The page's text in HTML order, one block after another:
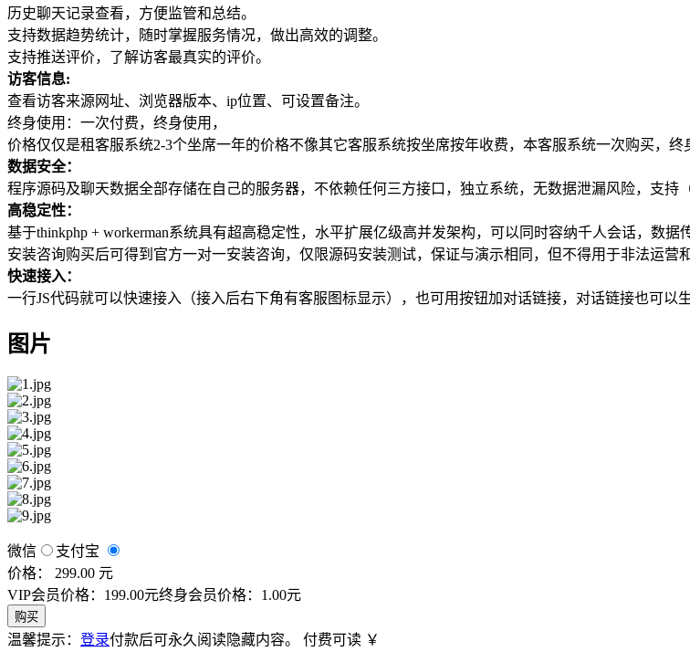
历史聊天记录查看，方便监管和总结。
支持数据趋势统计，随时掌握服务情况，做出高效的调整。
支持推送评价，了解访客最真实的评价。
访客信息:
查看访客来源网址、浏览器版本、ip位置、可设置备注。
终身使用：一次付费，终身使用，
价格仅仅是租客服系统2-3个坐席一年的价格不像其它客服系统按坐席按年收费，本客服系统一次购买，终
数据安全：
程序源码及聊天数据全部存储在自己的服务器，不依赖任何三方接口，独立系统，无数据泄漏风险，支持
高稳定性：
基于thinkphp + workerman系统具有超高稳定性，水平扩展亿级高并发架构，可以同时容纳千人会话，数据
安装咨询购买后可得到官方一对一安装咨询，仅限源码安装测试，保证与演示相同，但不得用于非法运营
快速接入：
一行JS代码就可以快速接入（接入后右下角有客服图标显示），也可用按钮加对话链接，对话链接也可以
图片
微信
支付宝
价格： 299.00 元
VIP会员价格：199.00元终身会员价格：1.00元
购买
温馨提示： 登录付款后可永久阅读隐藏内容。 付费可读 ￥